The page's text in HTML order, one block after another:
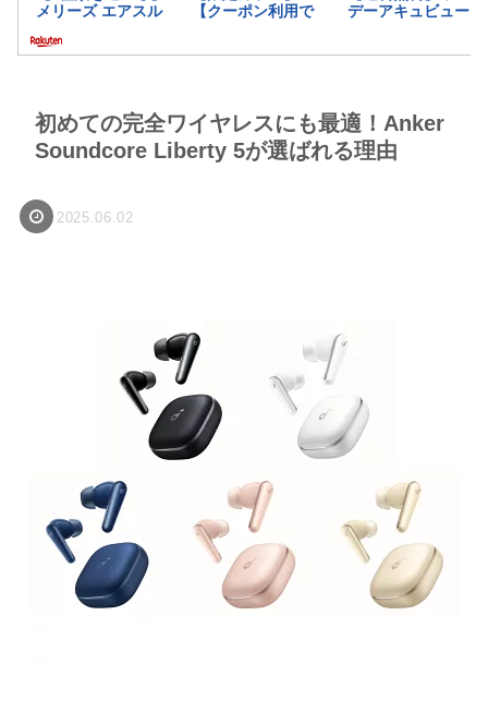
初めての完全ワイヤレスにも最適！Anker
Soundcore Liberty 5が選ばれる理由
2025.06.02